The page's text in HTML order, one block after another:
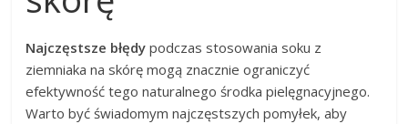
Najczęstsze błędy podczas stosowania soku z
ziemniaka na skórę mogą znacznie ograniczyć
efektywność tego naturalnego środka pielęgnacyjnego.
Warto być świadomym najczęstszych pomyłek, aby